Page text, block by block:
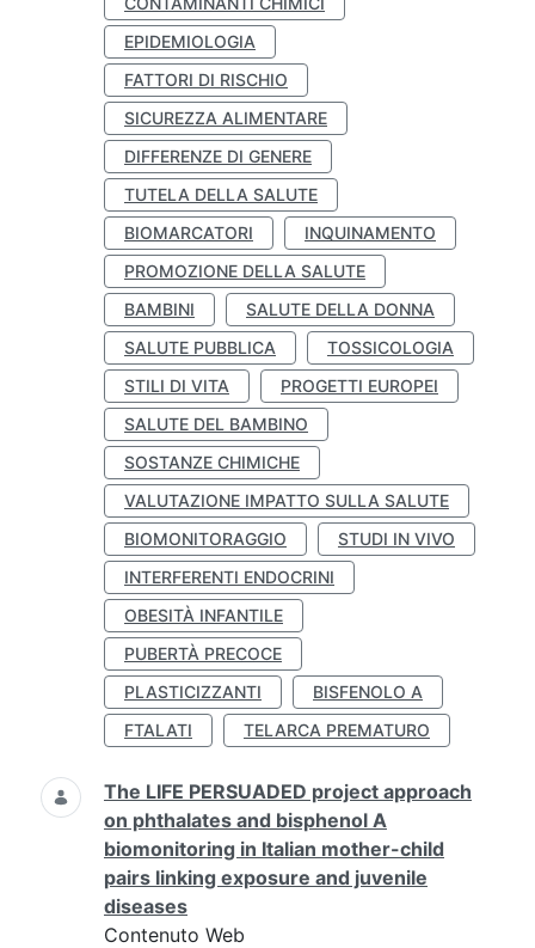
EPIDEMIOLOGIA
FATTORI DI RISCHIO
SICUREZZA ALIMENTARE
DIFFERENZE DI GENERE
TUTELA DELLA SALUTE
BIOMARCATORI
INQUINAMENTO
PROMOZIONE DELLA SALUTE
BAMBINI
SALUTE DELLA DONNA
SALUTE PUBBLICA
TOSSICOLOGIA
STILI DI VITA
PROGETTI EUROPEI
SALUTE DEL BAMBINO
SOSTANZE CHIMICHE
VALUTAZIONE IMPATTO SULLA SALUTE
BIOMONITORAGGIO
STUDI IN VIVO
INTERFERENTI ENDOCRINI
OBESITÀ INFANTILE
PUBERTÀ PRECOCE
PLASTICIZZANTI
BISFENOLO A
FTALATI
TELARCA PREMATURO
The LIFE PERSUADED project approach
on phthalates and bisphenol A
biomonitoring in Italian mother-child
pairs linking exposure and juvenile
diseases
Contenuto Web